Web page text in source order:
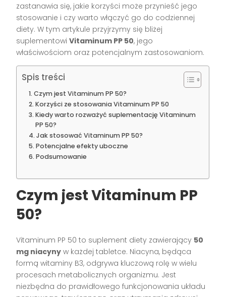
zastanawia się, jakie korzyści może przynieść jego
stosowanie i czy warto włączyć go do codziennej
diety. W tym artykule przyjrzymy się bliżej
suplementowiVitaminum PP 50, jego
właściwościom oraz potencjalnym zastosowaniom.
Spis treści
Czym jest Vitaminum PP 50?
Korzyści ze stosowania Vitaminum PP 50
Kiedy warto rozważyć suplementację Vitaminum
PP 50?
Jak stosować Vitaminum PP 50?
Potencjalne efekty uboczne
Podsumowanie
Czym jest Vitaminum PP
50?
Vitaminum PP 50 to suplement diety zawierający 50
mg niacyny w każdej tabletce. Niacyna, będąca
formą witaminy B3, odgrywa kluczową rolę w wielu
procesach metabolicznych organizmu. Jest
niezbędna do prawidłowego funkcjonowania układu